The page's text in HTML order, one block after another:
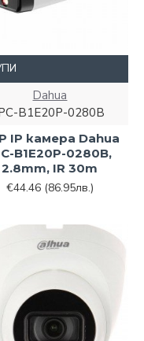
Dahua
B1E20P-0280B
IP камера Dahua
B1E20P-0280B,
2.8mm, IR 30m
€44.46 (86.95лв.)